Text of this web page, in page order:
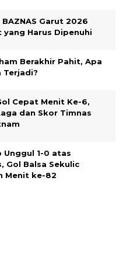
Garut 2026
yang Harus Dipenuhi
Berakhir Pahit, Apa
Terjadi?
Cepat Menit Ke-6,
dan Skor Timnas
Unggul 1-0 atas
Gol Balsa Sekulic
Menit ke-82